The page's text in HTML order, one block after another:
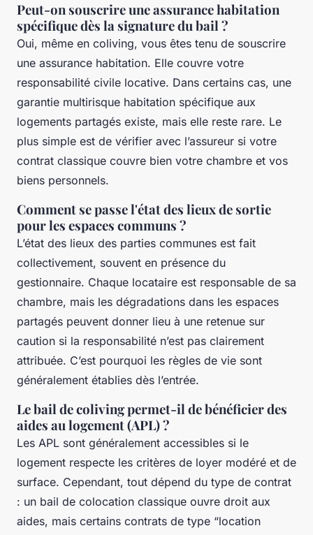
Peut-on souscrire une assurance habitation
spécifique dès la signature du bail ?
Oui, même en coliving, vous êtes tenu de souscrire
une assurance habitation. Elle couvre votre
responsabilité civile locative. Dans certains cas, une
garantie multirisque habitation spécifique aux
logements partagés existe, mais elle reste rare. Le
plus simple est de vérifier avec l’assureur si votre
contrat classique couvre bien votre chambre et vos
biens personnels.
Comment se passe l'état des lieux de sortie
pour les espaces communs ?
L’état des lieux des parties communes est fait
collectivement, souvent en présence du
gestionnaire. Chaque locataire est responsable de sa
chambre, mais les dégradations dans les espaces
partagés peuvent donner lieu à une retenue sur
caution si la responsabilité n’est pas clairement
attribuée. C’est pourquoi les règles de vie sont
généralement établies dès l’entrée.
Le bail de coliving permet-il de bénéficier des
aides au logement (APL) ?
Les APL sont généralement accessibles si le
logement respecte les critères de loyer modéré et de
surface. Cependant, tout dépend du type de contrat
: un bail de colocation classique ouvre droit aux
aides, mais certains contrats de type “location